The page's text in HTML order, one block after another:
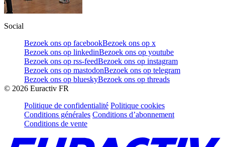
Social
Bezoek ons op facebookBezoek ons op x
Bezoek ons op linkedinBezoek ons op youtube
Bezoek ons op rss-feedBezoek ons op instagram
Bezoek ons op mastodonBezoek ons op telegram
Bezoek ons op blueskyBezoek ons op threads
© 2026 Euractiv FR
Politique de confidentialité Politique cookies
Conditions générales Conditions d’abonnement
Conditions de vente